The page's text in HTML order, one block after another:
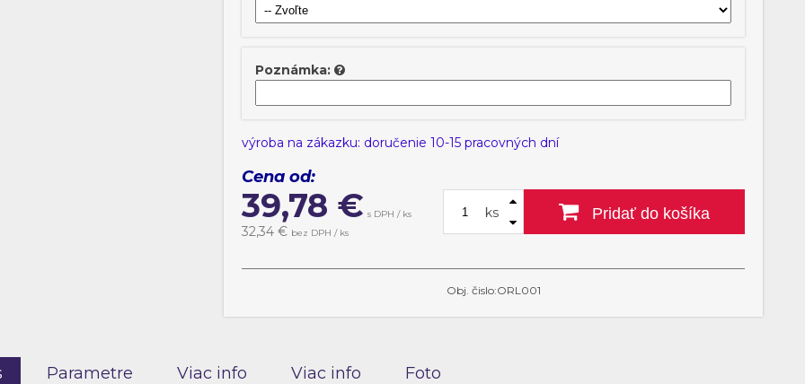
EDEN 49
Poznámka:
výroba na zákazku: doručenie 10-15 pracovných dní
Cena od:
39,78 € s DPH / ks
32,34 € bez DPH / ks
ks Pridať do košíka
Obj. čislo:ORL001
Parametre Viac info Viac info Foto